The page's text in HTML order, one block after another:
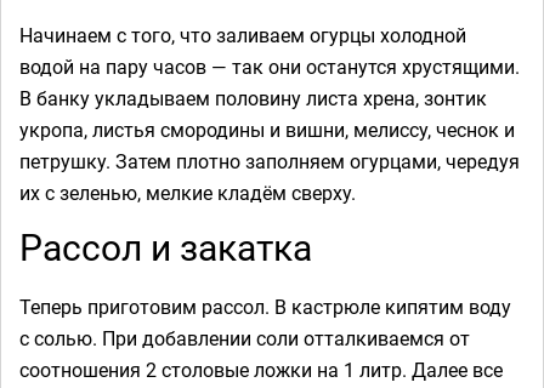
Начинаем с того, что заливаем огурцы холодной
водой на пару часов — так они останутся хрустящими.
В банку укладываем половину листа хрена, зонтик
укропа, листья смородины и вишни, мелиссу, чеснок и
петрушку. Затем плотно заполняем огурцами, чередуя
их с зеленью, мелкие кладём сверху.
Рассол и закатка
Теперь приготовим рассол. В кастрюле кипятим воду
с солью. При добавлении соли отталкиваемся от
соотношения 2 столовые ложки на 1 литр. Далее все